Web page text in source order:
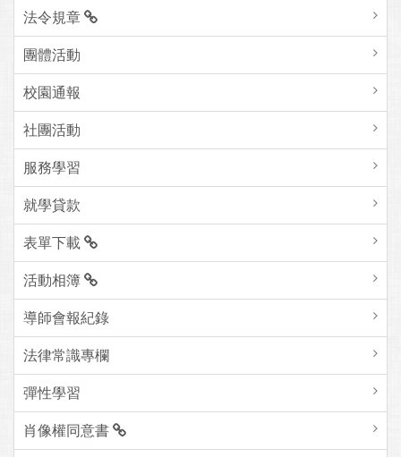
法令規章
團體活動
校園通報
社團活動
服務學習
就學貸款
表單下載
活動相簿
導師會報紀錄
法律常識專欄
彈性學習
肖像權同意書